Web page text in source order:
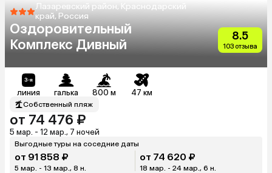
Лазаревский район, Краснодарский
край, Россия
Оздоровительный
Комплекс Дивный
8.5
103 отзыва
линия галька 800 м 47 км
Собственный пляж
от 74 476 ₽
5 мар. - 12 мар., 7 ночей
Выгодные туры на соседние даты
от 91 858 ₽
5 мар. - 13 мар., 8 н.
от 74 620 ₽
18 мар. - 24 мар., 6 н.